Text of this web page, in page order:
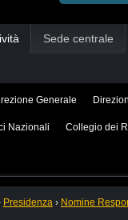
Sede centrale
Generale
Nazionali Collegio dei
Presidenza › Nomine